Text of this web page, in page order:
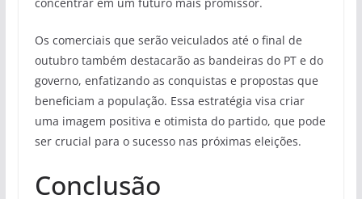
Os comerciais que serão veiculados até o final de
outubro também destacarão as bandeiras do PT e do
governo, enfatizando as conquistas e propostas que
beneficiam a população. Essa estratégia visa criar
uma imagem positiva e otimista do partido, que pode
ser crucial para o sucesso nas próximas eleições.
Conclusão